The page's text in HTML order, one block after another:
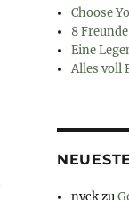
Choose
8
Eine
Alles voll
nyckzu